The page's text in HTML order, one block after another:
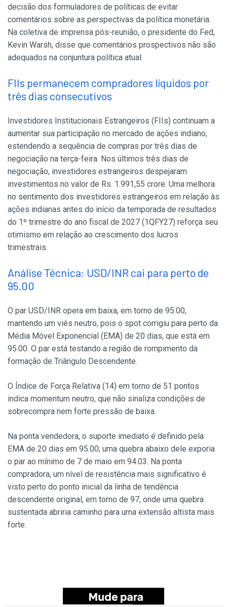
decisão dos formuladores de políticas de evitar
comentários sobre as perspectivas da política monetária.
Na coletiva de imprensa pós-reunião, o presidente do Fed,
Kevin Warsh, disse que comentários prospectivos não são
adequados na conjuntura política atual.
FIIs permanecem compradores líquidos por
três dias consecutivos
Investidores Institucionais Estrangeiros (FIIs) continuam a
aumentar sua participação no mercado de ações indiano,
estendendo a sequência de compras por três dias de
negociação na terça-feira. Nos últimos três dias de
negociação, investidores estrangeiros despejaram
investimentos no valor de Rs. 1.991,55 crore. Uma melhora
no sentimento dos investidores estrangeiros em relação às
ações indianas antes do início da temporada de resultados
do 1º trimestre do ano fiscal de 2027 (1QFY27) reforça seu
otimismo em relação ao crescimento dos lucros
trimestrais.
Análise Técnica: USD/INR cai para perto de
95.00
O par USD/INR opera em baixa, em torno de 95.00,
mantendo um viés neutro, pois o spot corrigiu para perto da
Média Móvel Exponencial (EMA) de 20 dias, que está em
95.00. O par está testando a região de rompimento da
formação de Triângulo Descendente.
O Índice de Força Relativa (14) em torno de 51 pontos
indica momentum neutro, que não sinaliza condições de
sobrecompra nem forte pressão de baixa.
Na ponta vendedora, o suporte imediato é definido pela
EMA de 20 dias em 95.00; uma quebra abaixo dele exporia
o par ao mínimo de 7 de maio em 94.03. Na ponta
compradora, um nível de resistência mais significativo é
visto perto do ponto inicial da linha de tendência
descendente original, em torno de 97, onde uma quebra
sustentada abriria caminho para uma extensão altista mais
forte.